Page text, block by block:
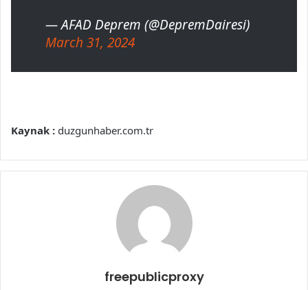
— AFAD Deprem (@DepremDairesi)
March 31, 2024
Kaynak : duzgunhaber.com.tr
freepublicproxy